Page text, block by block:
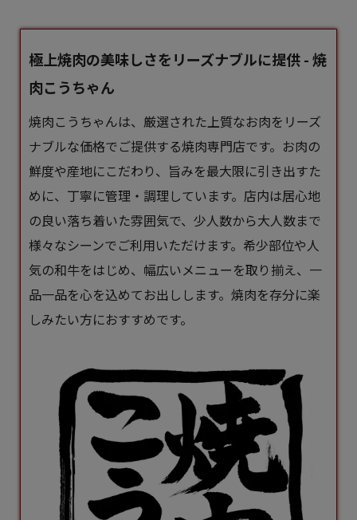
極上焼肉の美味しさをリーズナブルに提供 - 焼
肉こうちゃん
焼肉こうちゃんは、厳選された上質なお肉をリーズ
ナブルな価格でご提供する焼肉専門店です。お肉の
鮮度や産地にこだわり、旨みを最大限に引き出すた
めに、丁寧に管理・調理しています。店内は居心地
の良い落ち着いた雰囲気で、少人数から大人数まで
様々なシーンでご利用いただけます。希少部位や人
気の和牛をはじめ、幅広いメニューを取り揃え、一
品一品を心を込めてお出しします。焼肉を存分に楽
しみたい方におすすめです。